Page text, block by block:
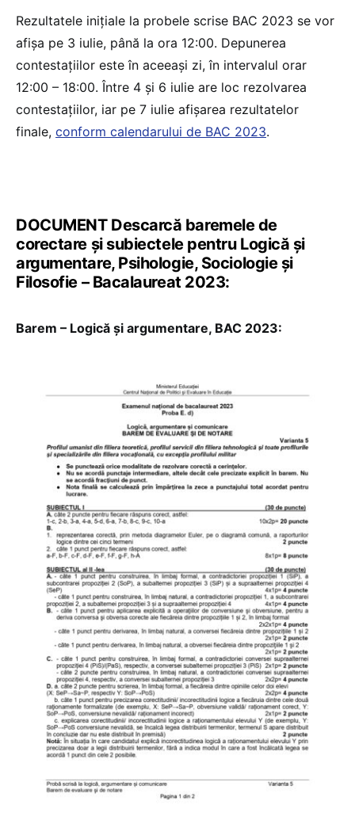
Rezultatele inițiale la probele scrise BAC 2023 se vor
afișa pe 3 iulie, până la ora 12:00. Depunerea
contestațiilor este în aceeași zi, în intervalul orar
12:00 – 18:00. Între 4 și 6 iulie are loc rezolvarea
contestațiilor, iar pe 7 iulie afișarea rezultatelor
finale, conform calendarului de BAC 2023.
DOCUMENT Descarcă baremele de
corectare și subiectele pentru Logică și
argumentare, Psihologie, Sociologie și
Filosofie – Bacalaureat 2023:
Barem – Logică și argumentare, BAC 2023: